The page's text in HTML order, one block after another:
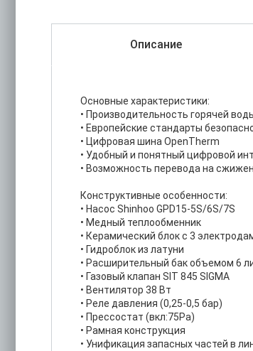
Описание
Основные характеристики:
• Производительность горячей
• Европейские стандарты
• Цифровая шина OpenTherm
• Удобный и понятный цифровой
• Возможность перевода на
Конструктивные особенности:
• Насос Shinhoo GPD15-5S/6S/7S
• Медный теплообменник
• Керамический блок с 3
• Гидроблок из латуни
• Расширительный бак объемом 6
• Газовый клапан SIT 845 SIGMA
• Вентилятор 38 Вт
• Реле давления (0,25-0,5 бар)
• Прессостат (вкл:75Pa)
• Рамная конструкция
• Унификация запасных частей в